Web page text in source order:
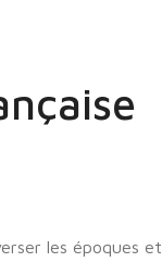
les époques et